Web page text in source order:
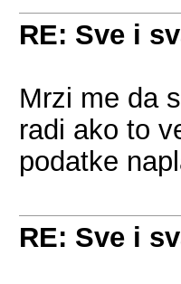
RE: Sve i
Mrzi me da
radi ako to
podatke
RE: Sve i